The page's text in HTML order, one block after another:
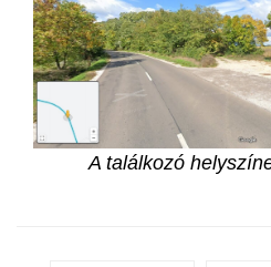
A találkozó